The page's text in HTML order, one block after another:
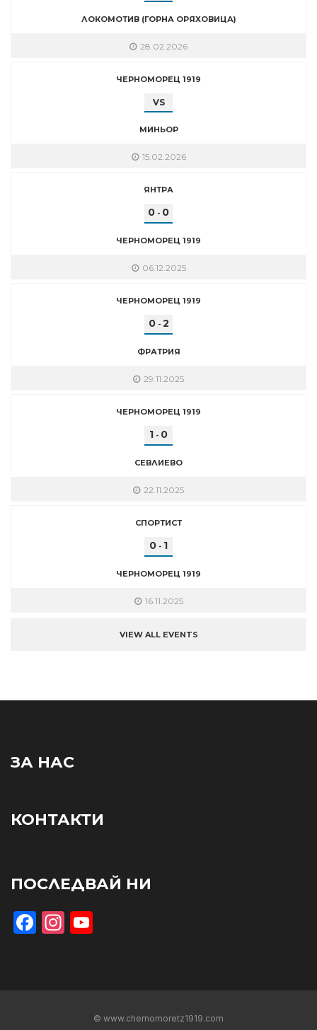
ЛОКОМОТИВ (ГОРНА ОРЯХОВИЦА)
28.02.2026
ЧЕРНОМОРЕЦ 1919
VS
МИНЬОР
15.02.2026
ЯНТРА
0 - 0
ЧЕРНОМОРЕЦ 1919
06.12.2025
ЧЕРНОМОРЕЦ 1919
0- 2
ФРАТРИЯ
29.11.2025
ЧЕРНОМОРЕЦ 1919
1 - 0
СЕВЛИЕВО
22.11.2025
СПОРТИСТ
0 - 1
ЧЕРНОМОРЕЦ 1919
16.11.2025
VIEW ALL EVENTS
ЗА НАС
КОНТАКТИ
ПОСЛЕДВАЙ НИ
Facebook
Instagram
© www.chernomoretz1919.com